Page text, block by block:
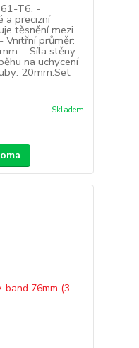
T6. -
a precizní
těsnění mezi
Vnitřní průměr:
- Síla stěny:
na uchycení
20mm.Set
Skladem